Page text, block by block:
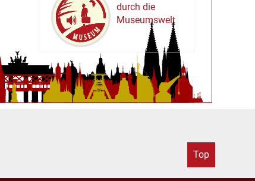
MUSEUM
durch die
Museumswelt
Top